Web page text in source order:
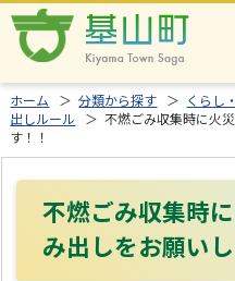
ホーム ＞分類から探す ＞ くらし
出しルール
＞ 不燃ごみ収集時に火
す！！
不燃ごみ収集時
み出しをお願いし